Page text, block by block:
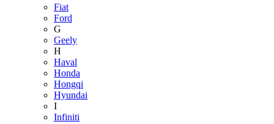
Fiat
Ford
G
Geely
H
Haval
Honda
Hongqi
Hyundai
I
Infiniti